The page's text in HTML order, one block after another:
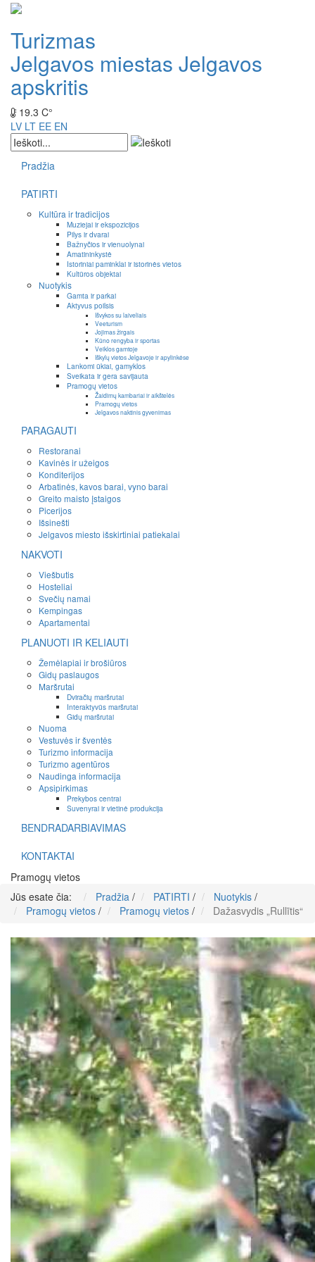
Turizmas
Jelgavos miestas Jelgavos
apskritis
19.3 C°
LV LT EE EN
Pradžia
PATIRTI
Kultūra ir tradicijos
Muziejai ir ekspozicijos
Pilys ir dvarai
Bažnyčios ir vienuolynai
Amatininkystė
Istoriniai paminklai ir istorinės vietos
Kultūros objektai
Nuotykis
Gamta ir parkai
Aktyvus poilsis
Išvykos su laiveliais
Veeturism
Jojimas žirgais
Kūno rengyba ir sportas
Veiklos gamtoje
Iškylų vietos Jelgavoje ir apylinkėse
Lankomi ūkiai, gamyklos
Sveikata ir gera savijauta
Pramogų vietos
Žaidimų kambariai ir aikštelės
Pramogų vietos
Jelgavos naktinis gyvenimas
PARAGAUTI
Restoranai
Kavinės ir užeigos
Konditerijos
Arbatinės, kavos barai, vyno barai
Greito maisto įstaigos
Picerijos
Išsinešti
Jelgavos miesto išskirtiniai patiekalai
NAKVOTI
Viešbutis
Hosteliai
Svečių namai
Kempingas
Apartamentai
PLANUOTI IR KELIAUTI
Žemėlapiai ir brošiūros
Gidų paslaugos
Maršrutai
Dviračių maršrutai
Interaktyvūs maršrutai
Gidų maršrutai
Nuoma
Vestuvės ir šventės
Turizmo informacija
Turizmo agentūros
Naudinga informacija
Apsipirkimas
Prekybos centrai
Suvenyrai ir vietinė produkcija
BENDRADARBIAVIMAS
KONTAKTAI
Pramogų vietos
Jūs esate čia:
Pradžia / PATIRTI / Nuotykis /
Pramogų vietos / Pramogų vietos / Dažasvydis „Rullītis“